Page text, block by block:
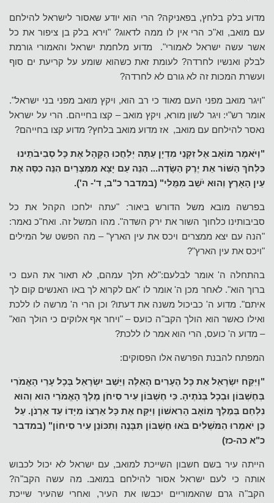
מדוע בלק בלחץ, בפאניקה? הרי הוא יודע שאסור לישראל להילחם
עם מואב, וא"כ הרי אין לו ממה לדאוג? "וירא בלק בן ציפור את כל
אשר עשה ישראל לאמורי". מדוע מלחמת ישראל והאמורי גורמת
לבלק ואנשיו לחרדה? לעומת זאת כשהוא שומע על קריעת ים סוף
ועשרת המכות זה לא גורם לא לחרדה?
"ויגר מואב מפני העם מאוד כי רב הוא, ויקץ מואב מפני בני ישראל".
אומר רש"י: ויגר לשון מורא, ויקץ מואב – קצו בחייהם. הרי על ישראל
נאסר להילחם עם מואב, אז מדוע מואב בלחץ? מדוע קצו בחייהם?
"וַיֹּאמֶר מוֹאָב אֶל זִקְנֵי מִדְיָן עַתָּה יְלַחֲכוּ הַקָּהָל אֶת כָּל סְבִיבֹתֵינוּ
כִּלְחֹךְ הַשּׁוֹר אֵת יֶרֶק הַשָּׂדֶה... הִנֵּה עַם יָצָא מִמִּצְרַיִם הִנֵּה כִסָּה אֶת
עֵין הָאָרֶץ וְהוּא יֹשֵׁב מִמֻּלִי" (במדבר כ"ב, ד'- ה').
בפרשה מובא משל הדורש ביאור: "עתה ילחכו הקהל את כל
סביבותינו כלחוך השור את ירק השדה". מהו המשל זה. ואח"כ נאמר:
"הנה עם יצא ממצרים ויכס את עין הארץ" – מה הפשט של המילים
"ויכס את עין הארץ"?
בהתחלה ה' אומר לבלעם:"לא תלך עמהם, לא תאור את העם כי
ברוך הוא". לאחר מכן ה' אומר לו "אם לקרוא לך באו האנשים קום לך
איתם". מדוע ה' כביכול משנה את דעתו? וכן הרי ה' מרשה לו ללכת
ואילו כאשר הוא הולך הקב"ה כועס – "ויחר אף אלוקים כי הולך הוא"
– מדוע ה' כועס, הרי הוא אמר לו ללכת?
המפתח להבנת הפרשה אלו הפסוקים:
"וַיִּקַּח יִשְׂרָאֵל אֵת כָּל הֶעָרִים הָאֵלֶּה וַיֵּשֶׁב יִשְׂרָאֵל בְּכָל עָרֵי הָאֱמֹרִי
בְּחֶשְׁבּוֹן וּבְכָל בְּנֹתֶיהָ. כִּי חֶשְׁבּוֹן עִיר סִיחֹן מֶלֶךְ הָאֱמֹרִי הִוא וְהוּא
נִלְחַם בְּמֶלֶךְ מוֹאָב הָרִאשׁוֹן וַיִּקַּח אֶת כָּל אַרְצוֹ מִיָּדוֹ עַד אַרְנֹן. עַל
כֵּן יֹאמְרוּ הַמֹּשְׁלִים בֹּאוּ חֶשְׁבּוֹן תִּבָּנֶה וְתִכּוֹנֵן עִיר סִיחוֹן" (במדבר
כ"א כה-כז)
הייתה עיר בשם חשבון השייכת למואב, עם ישראל לא יכול לכבוש
אותה כי לעם ישראל אסור להילחם במואב. מה עשה הקב"ה?
הקב"ה גרם שהאמוריים יכבשו את העיר, ואחרי שהעיר שייכת